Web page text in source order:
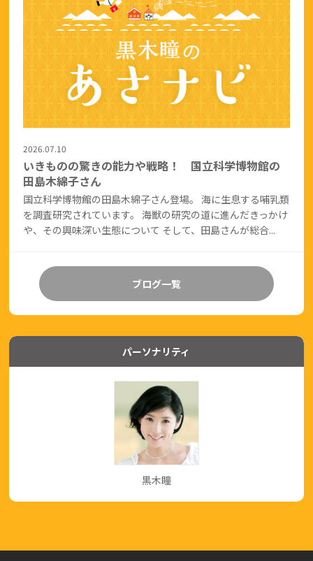
2026.07.10
いきものの驚きの能力や戦略！ 国立科学博物館の
田島木綿子さん
国立科学博物館の田島木綿子さん登場。 海に生息する哺乳類
を調査研究されています。 海獣の研究の道に進んだきっかけ
や、その興味深い生態について そして、田島さんが総合...
ブログ一覧
パーソナリティ
黒木瞳